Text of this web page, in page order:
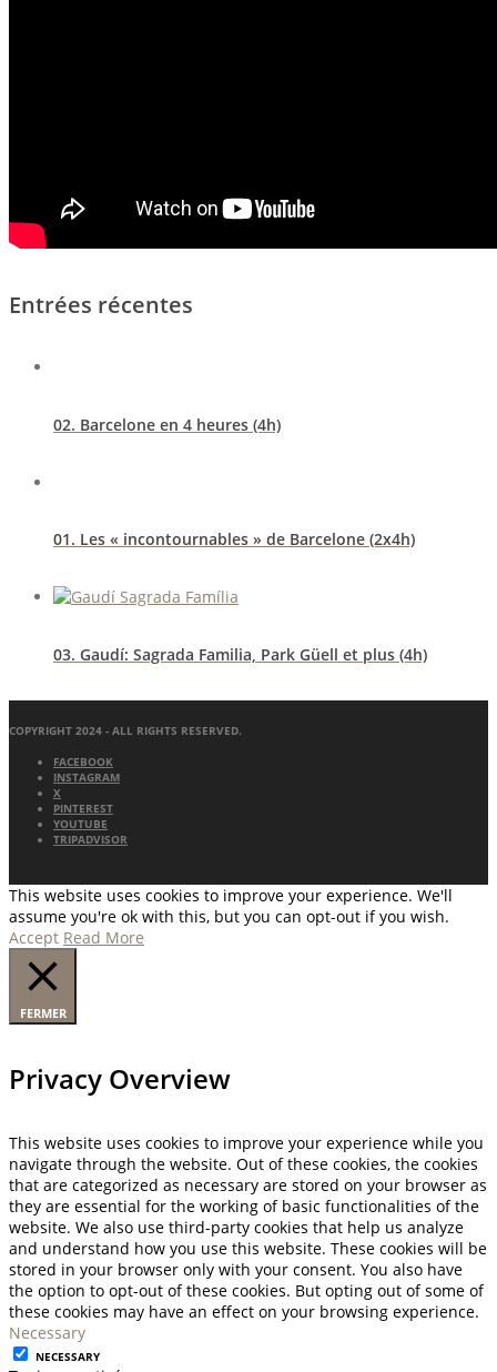
Entrées récentes
02. Barcelone en 4 heures (4h)
01. Les « incontournables » de Barcelone (2x4h)
03. Gaudí: Sagrada Familia, Park Güell et plus (4h)
COPYRIGHT 2024 - ALL RIGHTS RESERVED.
FACEBOOK
INSTAGRAM
X
PINTEREST
YOUTUBE
TRIPADVISOR
This website uses cookies to improve your experience. We'll
assume you're ok with this, but you can opt-out if you wish.
Accept Read More
FERMER
Privacy Overview
This website uses cookies to improve your experience while you
navigate through the website. Out of these cookies, the cookies
that are categorized as necessary are stored on your browser as
they are essential for the working of basic functionalities of the
website. We also use third-party cookies that help us analyze
and understand how you use this website. These cookies will be
stored in your browser only with your consent. You also have
the option to opt-out of these cookies. But opting out of some of
these cookies may have an effect on your browsing experience.
Necessary
NECESSARY